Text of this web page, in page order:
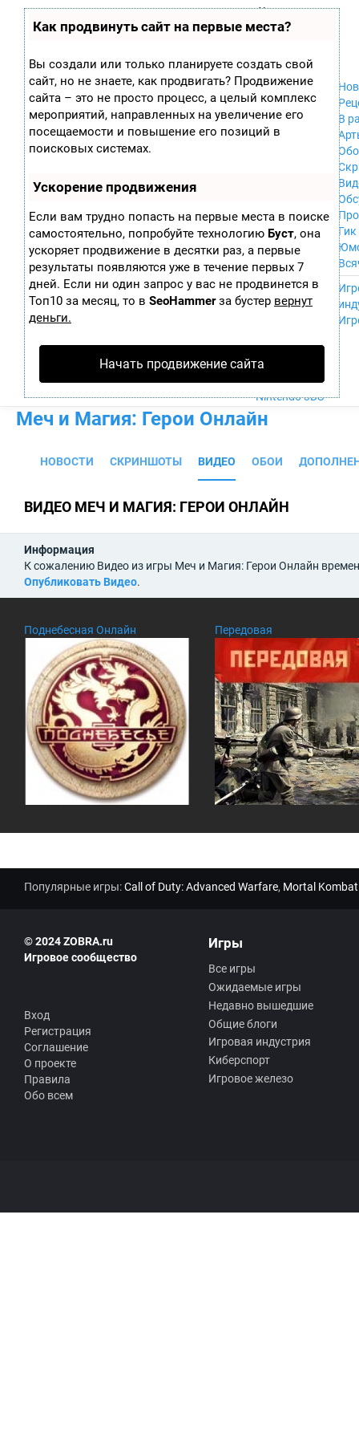
Как продвинуть сайт на первые места?
Вы создали или только планируете создать свой
сайт, но не знаете, как продвигать? Продвижение
сайта – это не просто процесс, а целый комплекс
мероприятий, направленных на увеличение его
посещаемости и повышение его позиций в
поисковых системах.
Ускорение продвижения
Если вам трудно попасть на первые места в поиске
самостоятельно, попробуйте технологию Буст, она
ускоряет продвижение в десятки раз, а первые
результаты появляются уже в течение первых 7
дней. Если ни один запрос у вас не продвинется в
Топ10 за месяц, то в SeoHammerза бустер вернут
деньги.
Начать продвижение сайта
играх
П
ла
ф
ор
м
ы
Xbox 360
Xbox
GameCube
PS2
PS3
Android
iPhone, iPod,
iPad
MacOS
Sega Mega Drive
NES
Wii U
PS4
Xbox One
Nintendo 3DS
В
Гик
Меч и Магия: Герои Онлайн
НОВОСТИ СКРИНШОТЫ ВИДЕО ОБОИ
ВИДЕО МЕЧ И МАГИЯ: ГЕРОИ ОНЛАЙН
Информация
К сожалению Видео из игры Меч и Магия: Герои Онлайн
Опубликовать Видео.
Поднебесная Онлайн Передовая
Популярные игры:Call of Duty: Advanced Warfare, Mortal
© 2024 ZOBRA.ru
Игровое сообщество
Вход
Регистрация
Соглашение
О проекте
Правила
Обо всем
Игры
Все игры
Ожидаемые игры
Недавно вышедшие
Общие блоги
Игровая индустрия
Киберспорт
Игровое железо